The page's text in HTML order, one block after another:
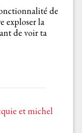
de
exploser la
de voir ta
et michel